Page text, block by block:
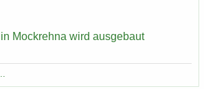
Mock­reh­na wird aus­ge­baut